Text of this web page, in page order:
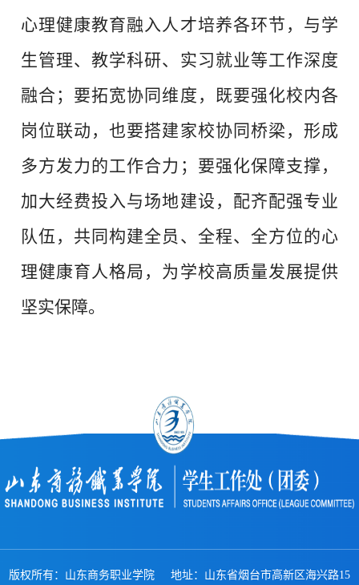
心理健康教育融入人才培养各环节，与学
生管理、教学科研、实习就业等工作深度
融合；要拓宽协同维度，既要强化校内各
岗位联动，也要搭建家校协同桥梁，形成
多方发力的工作合力；要强化保障支撑，
加大经费投入与场地建设，配齐配强专业
队伍，共同构建全员、全程、全方位的心
理健康育人格局，为学校高质量发展提供
坚实保障。
版权所有：山东商务职业学院 地址：山东省烟台市高新区海兴路15